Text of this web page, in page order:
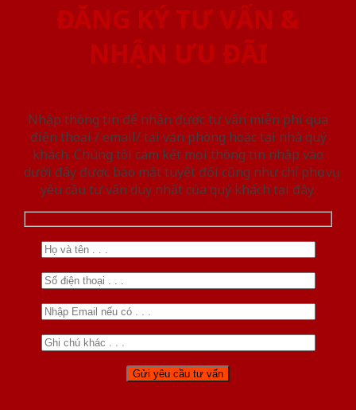
ĐĂNG KÝ TƯ VẤN &
NHẬN ƯU ĐÃI
Nhập thông tin để nhận được tư vấn miễn phí qua
điện thoại / email/ tại văn phòng hoặc tại nhà quý
khách. Chúng tôi cam kết mọi thông tin nhập vào
dưới đây được bảo mật tuyệt đối cũng như chỉ phục vụ
yêu cầu tư vấn duy nhất của quý khách tại đây.